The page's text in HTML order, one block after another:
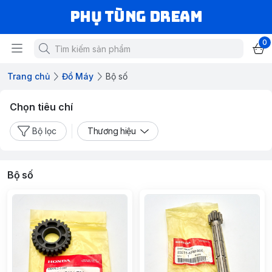
Phụ Tùng Dream
0
Trang chủ Đồ Máy Bộ số
Chọn tiêu chí
Bộ lọc Thương hiệu
Bộ số